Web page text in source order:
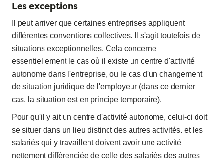
Les exceptions
Il peut arriver que certaines entreprises appliquent
différentes conventions collectives. Il s'agit toutefois de
situations exceptionnelles. Cela concerne
essentiellement le cas où il existe un centre d'activité
autonome dans l'entreprise, ou le cas d'un changement
de situation juridique de l'employeur (dans ce dernier
cas, la situation est en principe temporaire).
Pour qu'il y ait un centre d'activité autonome, celui-ci doit
se situer dans un lieu distinct des autres activités, et les
salariés qui y travaillent doivent avoir une activité
nettement différenciée de celle des salariés des autres